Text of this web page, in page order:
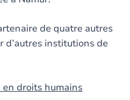
de quatre autres
d’autres institutions de
droits humains